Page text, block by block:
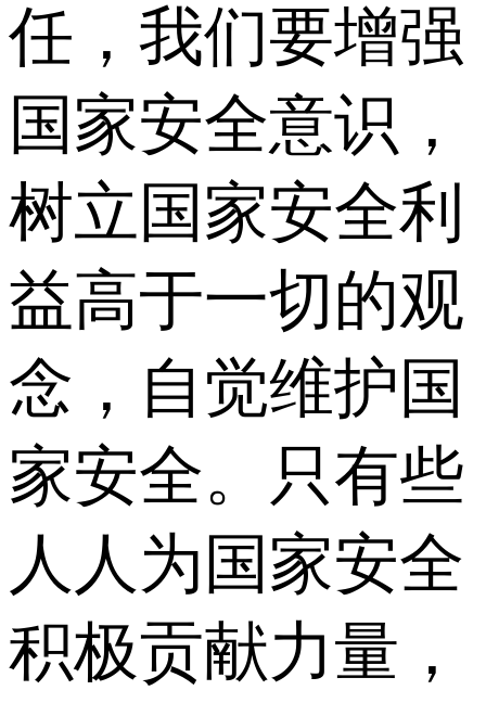
任，我们要增强
国家安全意识，
树立国家安全利
益高于一切的观
念，自觉维护国
家安全。只有些
人人为国家安全
积极贡献力量，